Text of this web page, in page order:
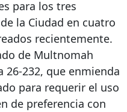
para los tres
la Ciudad en cuatro
recientemente.
de Multnomah
232, que enmienda
para requerir el uso
de preferencia con